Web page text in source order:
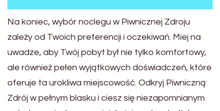
Na koniec, wybór noclegu w Piwnicznej Zdroju
zależy od Twoich preferencji i oczekiwań. Miej na
uwadze, aby Twój pobyt był nie tylko komfortowy,
ale również pełen wyjątkowych doświadczeń, które
oferuje ta urokliwa miejscowość. Odkryj Piwniczną
Zdrój w pełnym blasku i ciesz się niezapomnianym